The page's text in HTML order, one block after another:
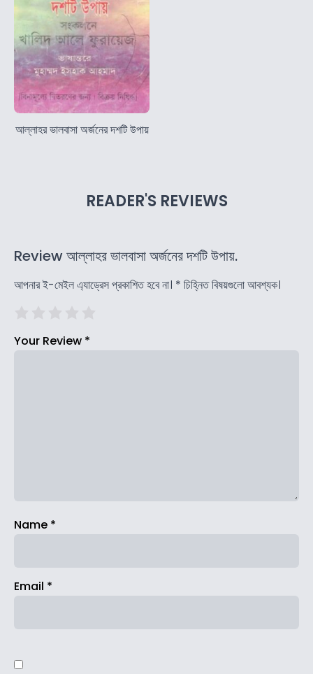
আল্লাহর ভালবাসা অর্জনের দশটি উপায়
READER'S REVIEWS
Review আল্লাহর ভালবাসা অর্জনের দশটি উপায়.
আপনার ই-মেইল এ্যাড্রেস প্রকাশিত হবে না। * চিহ্নিত বিষয়গুলো আবশ্যক।
Your Review *
Name *
Email *